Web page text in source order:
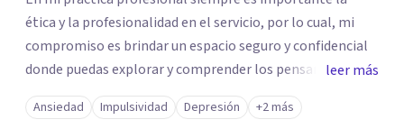
ética y la profesionalidad en el servicio, por lo cual, mi
compromiso es brindar un espacio seguro y confidencial
donde puedas explorar y comprender los pensamientos,
emociones y comportamientos que puedan estar
afectando tu bienestar. Se que no es fácil llegar con
leer más
Ansiedad Impulsividad Depresión +2 más